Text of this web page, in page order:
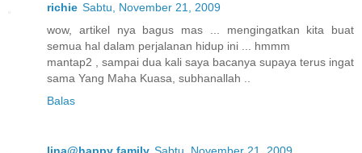
richie Sabtu, November 21, 2009
wow, artikel nya bagus mas ... mengingatkan kita buat
semua hal dalam perjalanan hidup ini ... hmmm
mantap2 , sampai dua kali saya bacanya supaya terus ingat
sama Yang Maha Kuasa, subhanallah ..
Balas